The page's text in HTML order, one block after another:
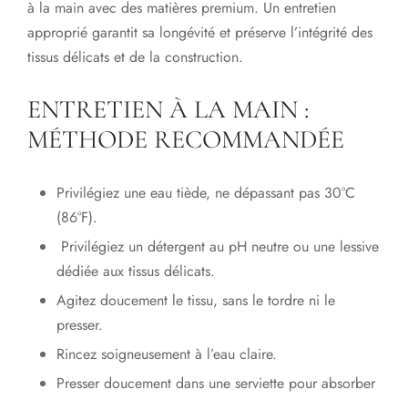
à la main avec des matières premium. Un entretien
approprié garantit sa longévité et préserve l’intégrité des
tissus délicats et de la construction.
ENTRETIEN À LA MAIN :
MÉTHODE RECOMMANDÉE
Privilégiez une eau tiède, ne dépassant pas 30°C
(86°F).
Privilégiez un détergent au pH neutre ou une lessive
dédiée aux tissus délicats.
Agitez doucement le tissu, sans le tordre ni le
presser.
Rincez soigneusement à l’eau claire.
Presser doucement dans une serviette pour absorber